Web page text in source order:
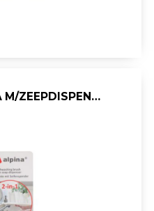
AFWASBORSTEL ALPINA M/ZEEPDISPENSER